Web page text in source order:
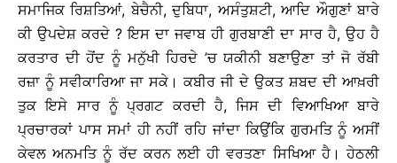
ਸਮਾਜਿਕ ਰਿਸ਼ਤਿਆਂ, ਬੇਚੈਨੀ, ਦੁਬਿਧਾ, ਅਸੰਤੁਸ਼ਟੀ, ਆਦਿ ਔਗੁਣਾਂ ਬਾਰੇ
ਕੀ ਉਪਦੇਸ਼ ਕਰਦੇ ? ਇਸ ਦਾ ਜਵਾਬ ਹੀ ਗੁਰਬਾਣੀ ਦਾ ਸਾਰ ਹੈ, ਉਹ ਹੈ
ਕਰਤਾਰ ਦੀ ਹੋਂਦ ਨੂੰ ਮਨੁੱਖੀ ਹਿਰਦੇ ’ਚ ਯਕੀਨੀ ਬਣਾਉਣਾ ਤਾਂ ਜੋ ਰੱਬੀ
ਰਜ਼ਾ ਨੂੰ ਸਵੀਕਾਰਿਆ ਜਾ ਸਕੇ। ਕਬੀਰ ਜੀ ਦੇ ਉਕਤ ਸ਼ਬਦ ਦੀ ਆਖ਼ਰੀ
ਤੁਕ ਇਸੇ ਸਾਰ ਨੂੰ ਪ੍ਰਗਟ ਕਰਦੀ ਹੈ, ਜਿਸ ਦੀ ਵਿਆਖਿਆ ਬਾਰੇ
ਪ੍ਰਚਾਰਕਾਂ ਪਾਸ ਸਮਾਂ ਹੀ ਨਹੀਂ ਰਹਿ ਜਾਂਦਾ ਕਿਉਂਕਿ ਗੁਰਮਤਿ ਨੂੰ ਅਸੀਂ
ਕੇਵਲ ਅਨਮਤਿ ਨੂੰ ਰੱਦ ਕਰਨ ਲਈ ਹੀ ਵਰਤਣਾ ਸਿਖਿਆ ਹੈ। ਹੇਠਲੀ